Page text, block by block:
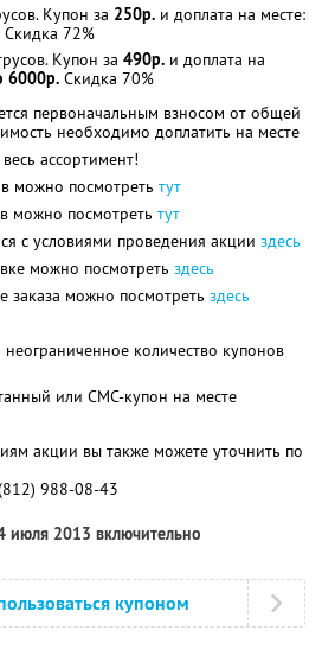
Купон за 250р. и доплата на месте:
Скидка 72%
Купон за 490р. и доплата на
6000р. Скидка 70%
первоначальным взносом от общей
необходимо доплатить на месте
ассортимент!
можно посмотреть тут
можно посмотреть тут
с условиями проведения акции здесь
можно посмотреть здесь
можно посмотреть здесь
количество купонов
или СМС-купон на месте
акции вы также можете уточнить по
988-08-43
июля 2013 включительно
купоном